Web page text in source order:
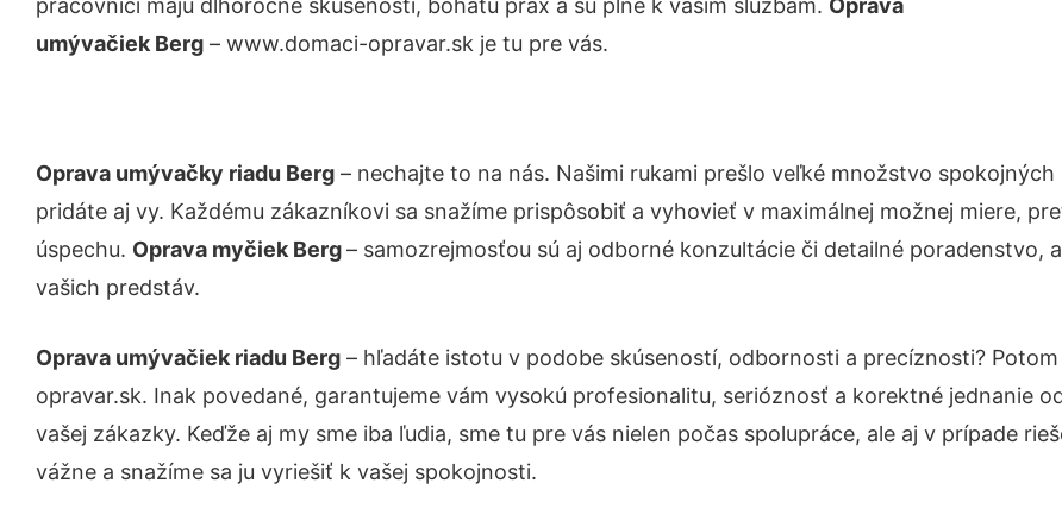
pracovníci majú dlhoročné skúsenosti, bohatú prax a sú plne k vašim službám. Oprava
umývačiek Berg – www.domaci-opravar.sk je tu pre vás.
Oprava umývačky riadu Berg – nechajte to na nás. Našimi rukami prešlo veľké množstvo
pridáte aj vy. Každému zákazníkovi sa snažíme prispôsobiť a vyhovieť v maximálnej možnej miere,
úspechu. Oprava myčiek Berg– samozrejmosťou sú aj odborné konzultácie či detailné poradenstvo,
vašich predstáv.
Oprava umývačiek riadu Berg – hľadáte istotu v podobe skúseností, odbornosti a precíznosti?
opravar.sk. Inak povedané, garantujeme vám vysokú profesionalitu, serióznosť a korektné jednanie
vašej zákazky. Keďže aj my sme iba ľudia, sme tu pre vás nielen počas spolupráce, ale aj v prípade
vážne a snažíme sa ju vyriešiť k vašej spokojnosti.